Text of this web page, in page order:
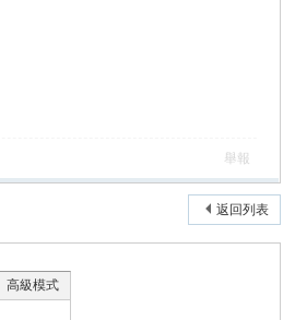
舉報
返回列表
高級模式